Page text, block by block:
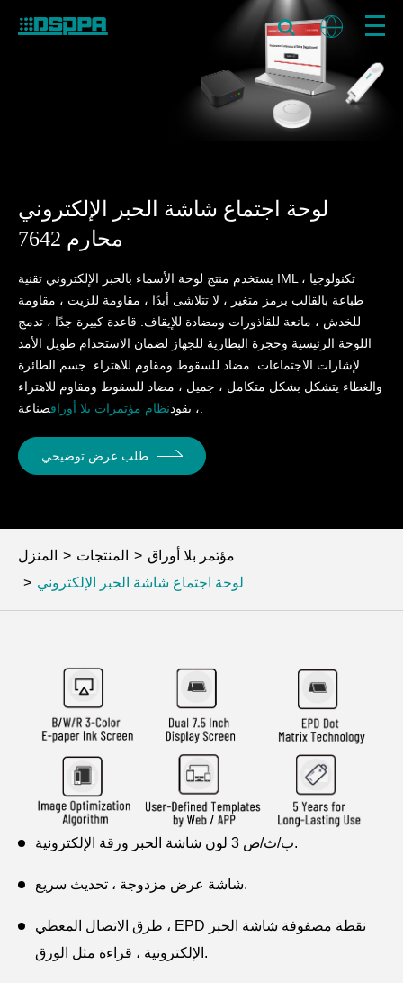
لوحة اجتماع شاشة الحبر الإلكتروني
محارم 7642
يستخدم منتج لوحة الأسماء بالحبر الإلكتروني تقنية IML ، تكنولوجيا
طباعة بالقالب برمز متغير ، لا تتلاشى أبدًا ، مقاومة للزيت ، مقاومة
للخدش ، مانعة للقاذورات ومضادة للإيقاف. قاعدة كبيرة جدًا ، تدمج
اللوحة الرئيسية وحجرة البطارية للجهاز لضمان الاستخدام طويل الأمد
لإشارات الاجتماعات. مضاد للسقوط ومقاوم للاهتراء. جسم الطائرة
والغطاء يتشكل بشكل متكامل ، جميل ، مضاد للسقوط ومقاوم للاهتراء
، يقودنظام مؤتمرات بلا أوراق صناعة.
طلب عرض توضيحي
المنزل المنتجات
مؤتمر بلا أوراق
لوحة اجتماع شاشة الحبر الإلكتروني
ب/ث/ص 3 لون شاشة الحبر ورقة الإلكترونية.
شاشة عرض مزدوجة ، تحديث سريع.
طرق الاتصال المعطي ، EPD نقطة مصفوفة شاشة الحبر
الإلكترونية ، قراءة مثل الورق.